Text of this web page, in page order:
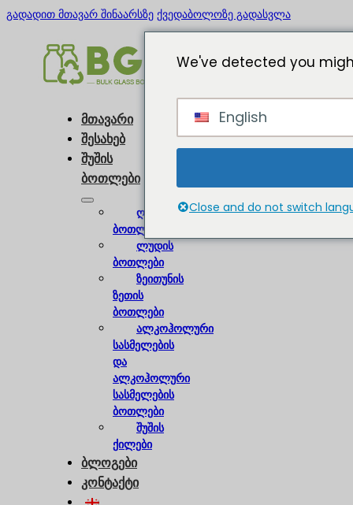
გადადით მთავარ შინაარსზე ქვედაბოლოზე გადასვლა
მთავარი
შესახებ
შუშის
ბოთლები
ღვინის
ბოთლები
ლუდის
ბოთლები
ზეითუნის
ზეთის
ბოთლები
ალკოჰოლური
სასმელების
და
ალკოჰოლური
სასმელების
ბოთლები
შუშის
ქილები
ბლოგები
კონტაქტი
We've detected you
English
Close and do not switch